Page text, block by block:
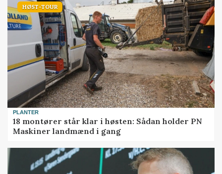
HØST-TOUR
PLANTER
18 montører står klar i høsten: Sådan holder PN
Maskiner landmænd i gang